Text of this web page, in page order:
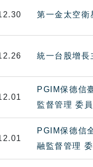
第一金太空衛
統一台股增長
PGIM保德信
監督管理 委
PGIM保德信
融監督管理